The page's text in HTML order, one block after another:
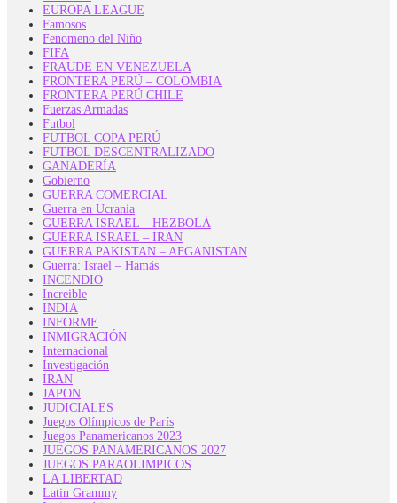
EUROPA LEAGUE
Famosos
Fenomeno del Niño
FIFA
FRAUDE EN VENEZUELA
FRONTERA PERÚ – COLOMBIA
FRONTERA PERÚ CHILE
Fuerzas Armadas
Futbol
FUTBOL COPA PERÚ
FUTBOL DESCENTRALIZADO
GANADERÍA
Gobierno
GUERRA COMERCIAL
Guerra en Ucrania
GUERRA ISRAEL – HEZBOLÁ
GUERRA ISRAEL – IRAN
GUERRA PAKISTAN – AFGANISTAN
Guerra: Israel – Hamás
INCENDIO
Increible
INDIA
INFORME
INMIGRACIÓN
Internacional
Investigación
IRAN
JAPON
JUDICIALES
Juegos Olímpicos de París
Juegos Panamericanos 2023
JUEGOS PANAMERICANOS 2027
JUEGOS PARAOLIMPICOS
LA LIBERTAD
Latin Grammy